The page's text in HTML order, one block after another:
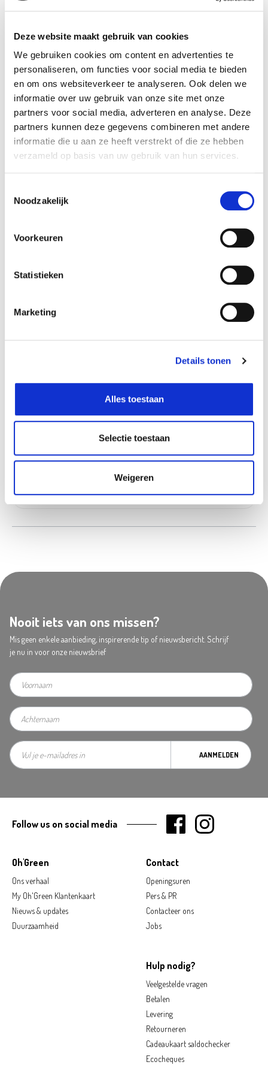
Deze website maakt gebruik van cookies
We gebruiken cookies om content en advertenties te
personaliseren, om functies voor social media te bieden
en om ons websiteverkeer te analyseren. Ook delen we
informatie over uw gebruik van onze site met onze
partners voor social media, adverteren en analyse. Deze
partners kunnen deze gegevens combineren met andere
informatie die u aan ze heeft verstrekt of die ze hebben
verzameld op basis van uw gebruik van hun services.
Noodzakelijk
Voorkeuren
Statistieken
Marketing
Details tonen
Alles toestaan
Selectie toestaan
Weigeren
Lengte (cm):
34,5 cm
Diameter (cm):
34,5 cm
Material:
Kunststof
Artikel nummer:
1034224
Verantwoordelijk marktdeelnemer in de EU !
Aarschot
Ekeren
Sint-Katelijne-Waver
In stock
Nooit iets van ons missen?
Mis geen enkele aanbieding, inspirerende tip of nieuwsbericht. Schrijf
je nu in voor onze nieuwsbrief
AANMELDEN
Oh'Green
Ons verhaal
My Oh'Green Klantenkaart
Nieuws & updates
Duurzaamheid
Contact
Openingsuren
Pers & PR
Contacteer ons
Jobs
Hulp nodig?
Veelgestelde vragen
Betalen
Levering
Retourneren
Cadeaukaart saldochecker
Ecocheques
Follow us on social media